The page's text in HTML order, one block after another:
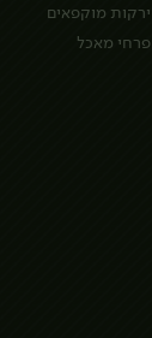
ירקות מוקפאים
פרחי מאכל